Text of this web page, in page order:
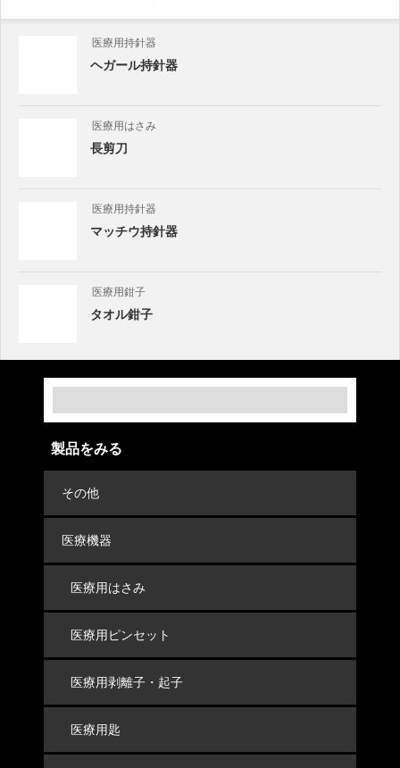
医療用持針器
ヘガール持針器
医療用はさみ
長剪刀
医療用持針器
マッチウ持針器
医療用鉗子
タオル鉗子
製品をみる
その他
医療機器
医療用はさみ
医療用ピンセット
医療用剥離子・起子
医療用匙